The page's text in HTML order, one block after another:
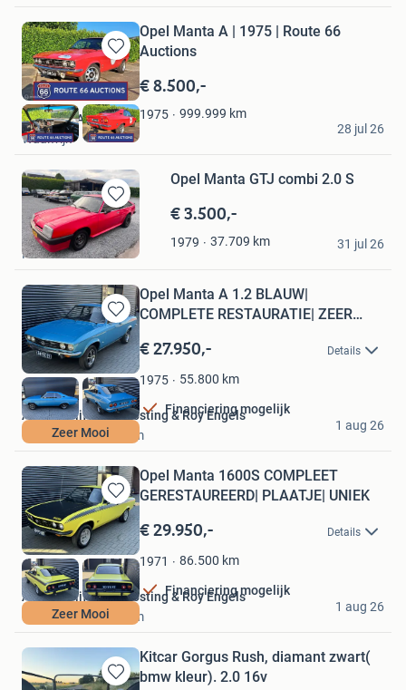
Bewaren
in
Mijn
Favorieten
Opel Manta A | 1975 | Route 66
Auctions
€ 8.500,-
1975 999.999 km
Route 66 Auctions
Waalwijk
28 jul 26
Bewaren
in
Mijn
Favorieten
Opel Manta GTJ combi 2.0 S
€ 3.500,-
1979 37.709 km
Classic Cars Heerde
Heerde
31 jul 26
Bewaren
in
Mijn
Favorieten
Zeer Mooi
Opel Manta A 1.2 BLAUW|
COMPLETE RESTAURATIE| ZEER
€ 27.950,- Details
1975 55.800 km
Financiering mogelijk
Autobedrijf Berry Oosting & Roy Engels
Emmer-Compascuum
1 aug 26
Bewaren
in
Mijn
Favorieten
Zeer Mooi
Opel Manta 1600S COMPLEET
GERESTAUREERD| PLAATJE| UNIEK
€ 29.950,- Details
1971 86.500 km
Financiering mogelijk
Autobedrijf Berry Oosting & Roy Engels
Emmer-Compascuum
1 aug 26
Kitcar Gorgus Rush, diamant zwart(
bmw kleur). 2.0 16v